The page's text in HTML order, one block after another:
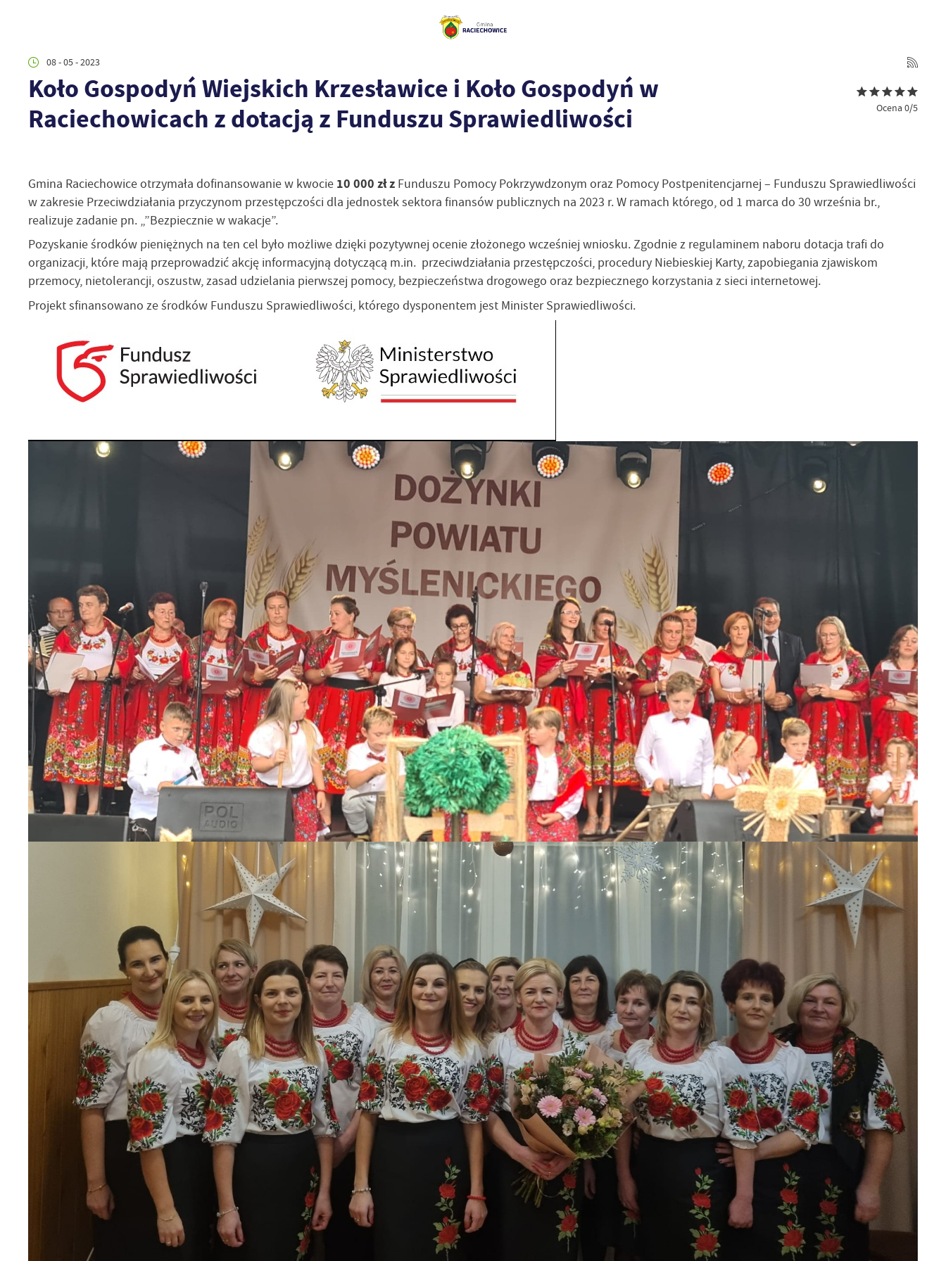
08 - 05 - 2023
Koło Gospodyń Wiejskich Krzesławice i Koło Gospodyń w
Raciechowicach z dotacją z Funduszu Sprawiedliwości
Ocena 0/5
Gmina Raciechowice otrzymała dofinansowanie w kwocie 10 000 zł zFunduszu Pomocy Pokrzywdzonym oraz Pomocy Postpenitencjarnej – Funduszu Sprawiedliwości
w zakresie Przeciwdziałania przyczynom przestępczości dla jednostek sektora finansów publicznych na 2023 r. W ramach którego, od 1 marca do 30 września br.,
realizuje zadanie pn. „”Bezpiecznie w wakacje”.
Pozyskanie środków pieniężnych na ten cel było możliwe dzięki pozytywnej ocenie złożonego wcześniej wniosku. Zgodnie z regulaminem naboru dotacja trafi do
organizacji, które mają przeprowadzić akcję informacyjną dotyczącą m.in. przeciwdziałania przestępczości, procedury Niebieskiej Karty, zapobiegania zjawiskom
przemocy, nietolerancji, oszustw, zasad udzielania pierwszej pomocy, bezpieczeństwa drogowego oraz bezpiecznego korzystania z sieci internetowej.
Projekt sfinansowano ze środków Funduszu Sprawiedliwości, którego dysponentem jest Minister Sprawiedliwości.